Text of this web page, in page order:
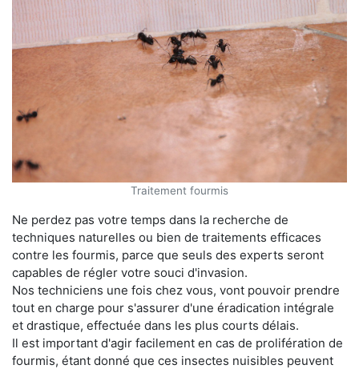
Traitement fourmis
Ne perdez pas votre temps dans la recherche de
techniques naturelles ou bien de traitements efficaces
contre les fourmis, parce que seuls des experts seront
capables de régler votre souci d'invasion.
Nos techniciens une fois chez vous, vont pouvoir prendre
tout en charge pour s'assurer d'une éradication intégrale
et drastique, effectuée dans les plus courts délais.
Il est important d'agir facilement en cas de prolifération de
fourmis, étant donné que ces insectes nuisibles peuvent